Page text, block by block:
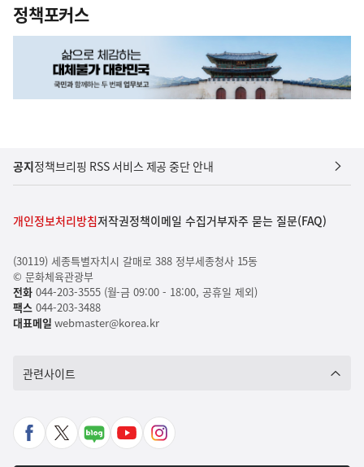
정책포커스
공지정책브리핑 RSS 서비스 제공 중단 안내
개인정보처리방침저작권정책이메일 수집거부자주 묻는 질문(FAQ)
(30119) 세종특별자치시 갈매로 388 정부세종청사 15동
© 문화체육관광부
전화044-203-3555 (월-금 09:00 - 18:00, 공휴일 제외)
팩스044-203-3488
대표메일 webmaster@korea.kr
관련사이트
페
X
네
유
인